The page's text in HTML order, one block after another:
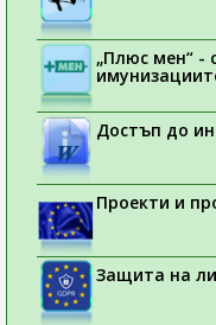
„Плюс мен“ -
Достъп до
Проекти и
Защита на